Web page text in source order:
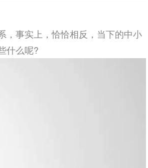
，事实上，恰恰相反，当下的中小
什么呢?